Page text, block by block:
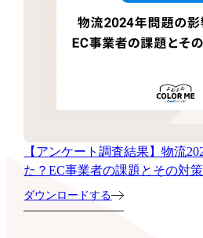
【アンケート調査結果】物流
た？EC事業者の課題とその対
ダウンロードする